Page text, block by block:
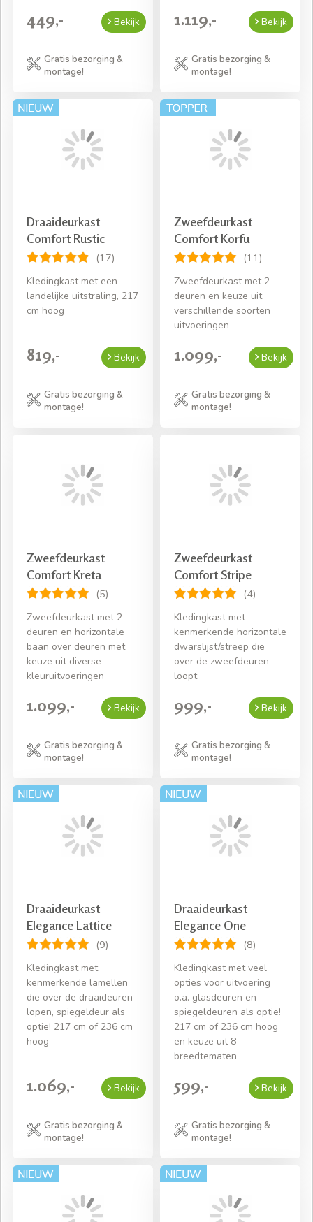
449,- Bekijk
Gratis bezorging &
montage!
1.119,- Bekijk
Gratis bezorging &
montage!
Draaideurkast
Comfort Rustic
(17)
Kledingkast met een
landelijke uitstraling, 217
cm hoog
819,- Bekijk
Gratis bezorging &
montage!
Zweefdeurkast
Comfort Korfu
(11)
Zweefdeurkast met 2
deuren en keuze uit
verschillende soorten
uitvoeringen
1.099,- Bekijk
Gratis bezorging &
montage!
Zweefdeurkast
Comfort Kreta
(5)
Zweefdeurkast met 2
deuren en horizontale
baan over deuren met
keuze uit diverse
kleuruitvoeringen
1.099,- Bekijk
Gratis bezorging &
montage!
Zweefdeurkast
Comfort Stripe
(4)
Kledingkast met
kenmerkende horizontale
dwarslijst/streep die
over de zweefdeuren
loopt
999,- Bekijk
Gratis bezorging &
montage!
Draaideurkast
Elegance Lattice
(9)
Kledingkast met
kenmerkende lamellen
die over de draaideuren
lopen, spiegeldeur als
optie! 217 cm of 236 cm
hoog
1.069,- Bekijk
Gratis bezorging &
montage!
Draaideurkast
Elegance One
(8)
Kledingkast met veel
opties voor uitvoering
o.a. glasdeuren en
spiegeldeuren als optie!
217 cm of 236 cm hoog
en keuze uit 8
breedtematen
599,- Bekijk
Gratis bezorging &
montage!